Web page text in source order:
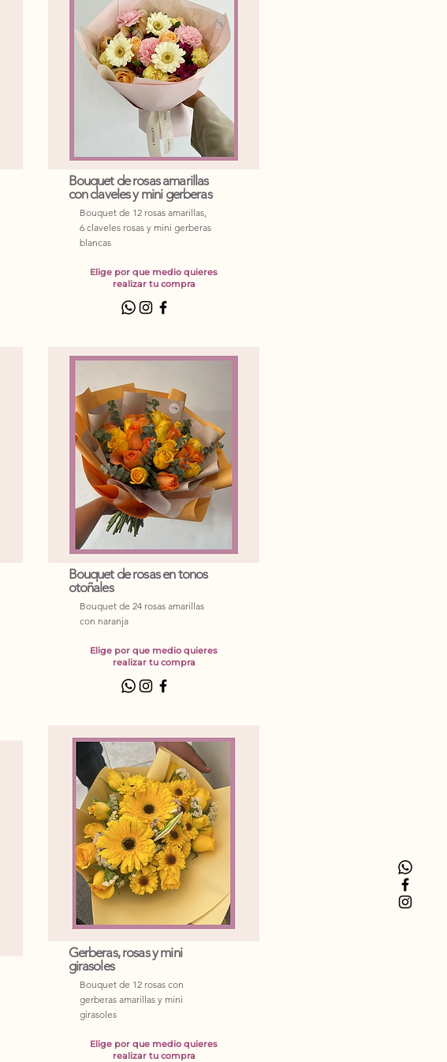
Bouquet de rosas amarillas
con claveles y mini gerberas
Bouquet de 12 rosas amarillas,
6 claveles rosas y mini gerberas
blancas
Elige por que medio quieres
realizar tu compra
Bouquet de rosas en tonos
otoñales
Bouquet de 24 rosas amarillas
con naranja
Elige por que medio quieres
realizar tu compra
Gerberas, rosas y mini
girasoles
Bouquet de 12 rosas con
gerberas amarillas y mini
girasoles
Elige por que medio quieres
realizar tu compra